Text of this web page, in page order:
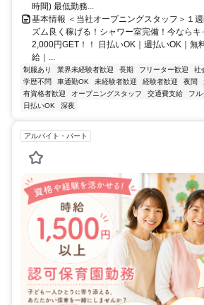
時間) 最低勤務...
基本情報 ＜当社オープニングスタッフ＞１
ズム良く稼げる！シャワー室完備！今なら
2,000円GET！！ 日払いOK｜週払いOK｜無
給｜...
制服あり 業界未経験者歓迎 長期 フリーター歓迎 社
学歴不問
車通勤OK 未経験者歓迎 経験者歓迎 夜間
有資格者歓迎
オープニングスタッフ 交通費支給 フ
日払いOK
深夜
アルバイト・パート